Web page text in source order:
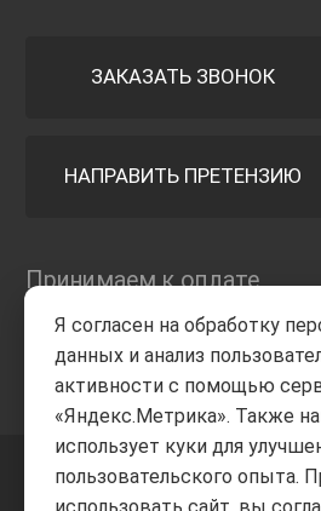
ЗАКАЗАТЬ ЗВОНОК
НАПРАВИТЬ ПРЕТЕНЗИЮ
Принимаем к оплате
+7 8332205-805
Я согласен на обработку
данных и анализ
активности с помощью
«Яндекс.Метрика». Также
использует куки для
пользовательского опыта.